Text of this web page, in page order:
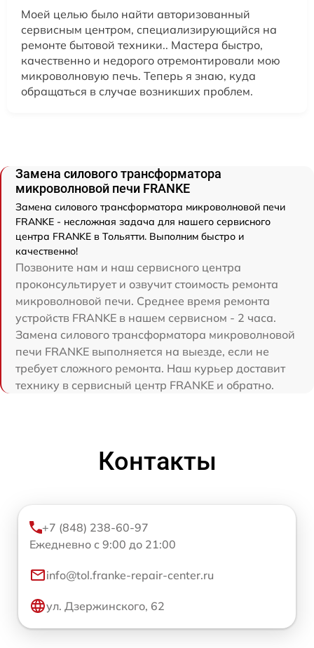
Моей целью было найти авторизованный
сервисным центром, специализирующийся на
ремонте бытовой техники.. Мастера быстро,
качественно и недорого отремонтировали мою
микроволновую печь. Теперь я знаю, куда
обращаться в случае возникших проблем.
Замена силового трансформатора
микроволновой печи FRANKE
Замена силового трансформатора микроволновой печи
FRANKE - несложная задача для нашего сервисного
центра FRANKE в Тольятти. Выполним быстро и
качественно!
Позвоните нам и наш сервисного центра
проконсультирует и озвучит стоимость ремонта
микроволновой печи. Среднее время ремонта
устройств FRANKE в нашем сервисном - 2 часа.
Замена силового трансформатора микроволновой
печи FRANKE выполняется на выезде, если не
требует сложного ремонта. Наш курьер доставит
технику в сервисный центр FRANKE и обратно.
Контакты
+7 (848) 238-60-97
Ежедневно с 9:00 до 21:00
info@tol.franke-repair-center.ru
ул. Дзержинского, 62